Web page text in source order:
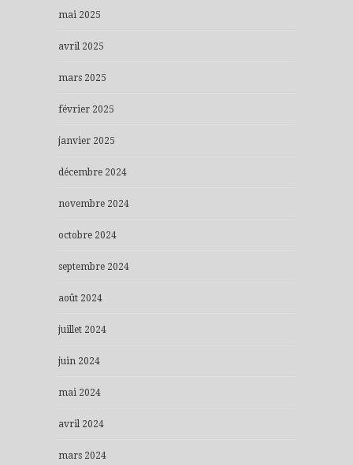
mai 2025
avril 2025
mars 2025
février 2025
janvier 2025
décembre 2024
novembre 2024
octobre 2024
septembre 2024
août 2024
juillet 2024
juin 2024
mai 2024
avril 2024
mars 2024